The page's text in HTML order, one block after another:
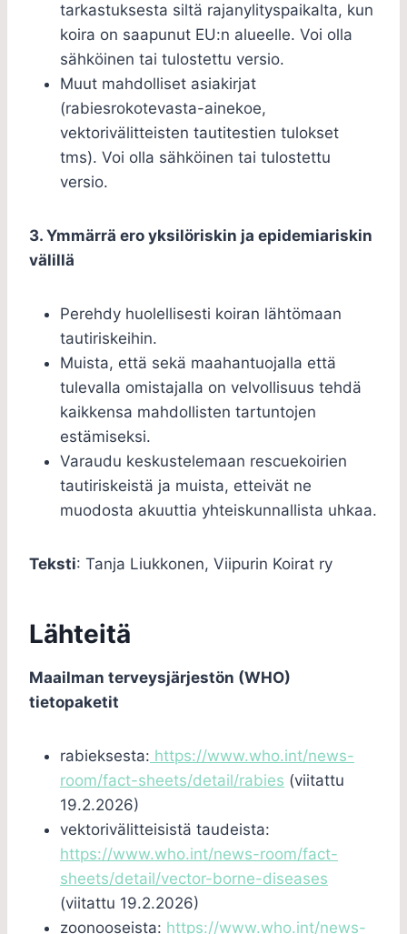
tarkastuksesta siltä rajanylityspaikalta, kun
koira on saapunut EU:n alueelle. Voi olla
sähköinen tai tulostettu versio.
Muut mahdolliset asiakirjat
(rabiesrokotevasta-ainekoe,
vektorivälitteisten tautitestien tulokset
tms). Voi olla sähköinen tai tulostettu
versio.
3. Ymmärrä ero yksilöriskin ja epidemiariskin
välillä
Perehdy huolellisesti koiran lähtömaan
tautiriskeihin.
Muista, että sekä maahantuojalla että
tulevalla omistajalla on velvollisuus tehdä
kaikkensa mahdollisten tartuntojen
estämiseksi.
Varaudu keskustelemaan rescuekoirien
tautiriskeistä ja muista, etteivät ne
muodosta akuuttia yhteiskunnallista uhkaa.
Teksti: Tanja Liukkonen, Viipurin Koirat ry
Lähteitä
Maailman terveysjärjestön (WHO)
tietopaketit
rabieksesta: https://www.who.int/news-
room/fact-sheets/detail/rabies (viitattu
19.2.2026)
vektorivälitteisistä taudeista:
https://www.who.int/news-room/fact-
sheets/detail/vector-borne-diseases
(viitattu 19.2.2026)
zoonooseista: https://www.who.int/news-